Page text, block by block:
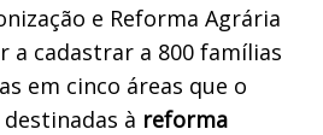
e Reforma Agrária
a cadastrar a 800 famílias
em cinco áreas que o
à reforma